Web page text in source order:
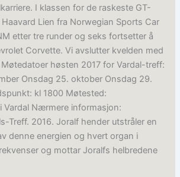
I klassen for de raskeste GT-
Haavard Lien fra Norwegian Sports Car
etter tre runder og seks fortsetter å
Corvette. Vi avslutter kvelden med
høsten 2017 for Vardal-treff:
Onsdag 25. oktober Onsdag 29.
kl 1800 Møtested:
Vardal Nærmere informasjon:
Treff. 2016. Joralf hender utstråler en
denne energien og hvert organ i
og mottar Joralfs helbredene